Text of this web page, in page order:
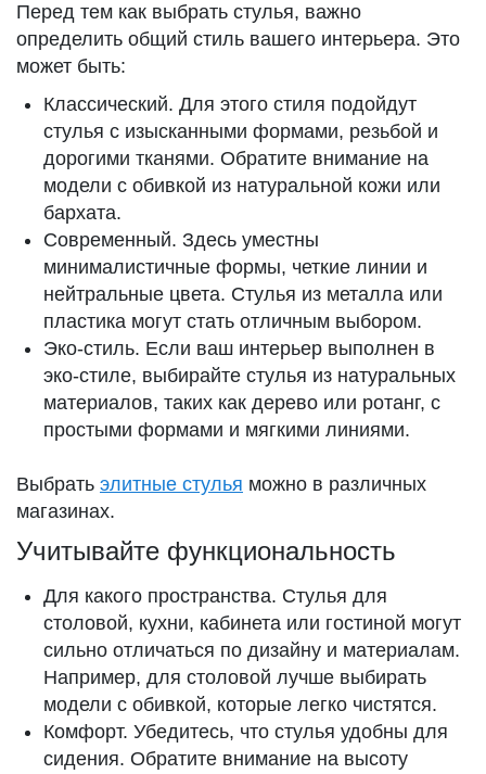
Перед тем как выбрать стулья, важно
определить общий стиль вашего интерьера. Это
может быть:
Классический. Для этого стиля подойдут
стулья с изысканными формами, резьбой и
дорогими тканями. Обратите внимание на
модели с обивкой из натуральной кожи или
бархата.
Современный. Здесь уместны
минималистичные формы, четкие линии и
нейтральные цвета. Стулья из металла или
пластика могут стать отличным выбором.
Эко-стиль. Если ваш интерьер выполнен в
эко-стиле, выбирайте стулья из натуральных
материалов, таких как дерево или ротанг, с
простыми формами и мягкими линиями.
Выбрать элитные стулья можно в различных
магазинах.
Учитывайте функциональность
Для какого пространства. Стулья для
столовой, кухни, кабинета или гостиной могут
сильно отличаться по дизайну и материалам.
Например, для столовой лучше выбирать
модели с обивкой, которые легко чистятся.
Комфорт. Убедитесь, что стулья удобны для
сидения. Обратите внимание на высоту